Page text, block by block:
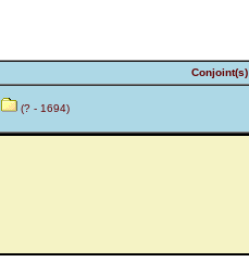
Conjoint(s)
(? - 1694)